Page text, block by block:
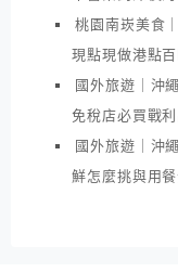
桃園南崁美食
現點現做港點
國外旅遊｜沖
免稅店必買戰
國外旅遊｜沖
鮮怎麼挑與用